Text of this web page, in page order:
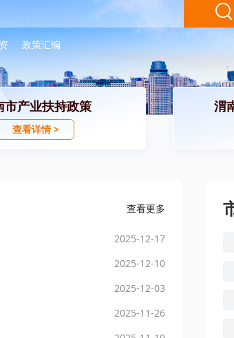
政策汇编
市产业扶持政策
查看详情 >
渭
查看更多
2025-12-17
2025-12-10
2025-12-03
2025-11-26